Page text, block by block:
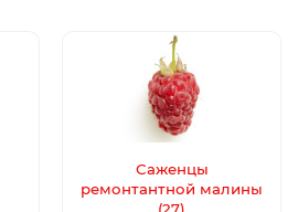
Саженцы
ремонтантной малины